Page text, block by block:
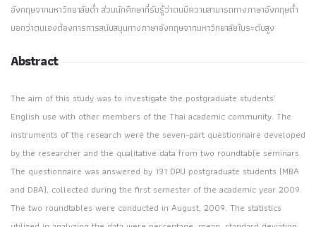
อังกฤษจากมหาวิทยาลัยต่ำ ส่วนนักศึกษาที่รับรู้ว่าตนมีความสามารถทางภาษาอังกฤษต่ำ
บอกว่าตนเองต้องการการสนับสนุนทางภาษาอังกฤษจากมหาวิทยาลัยในระดับสูง
Abstract
The aim of this study was to investigate the postgraduate students’
English use with other members of the Thai academic community. The
instruments of the research were the seven-part questionnaire developed
by the researcher and the qualitative data from two roundtable seminars.
The questionnaire was answered by 131 DPU postgraduate students (MBA
and DBA), collected during the first semester of the academic year 2009.
The two roundtables were conducted in August, 2009. The statistics